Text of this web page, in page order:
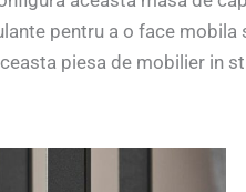
pentru a o face
piesa de mobilier in